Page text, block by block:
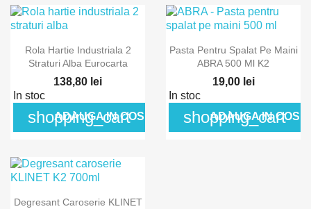
Rola Hartie Industriala 2
Straturi Alba Eurocarta
138,80 lei
In stoc
shopping_cart
ADAUGA IN COS
Pasta Pentru Spalat Pe Maini
ABRA 500 Ml K2
19,00 lei
In stoc
shopping_cart
ADAUGA IN COS
Degresant Caroserie KLINET